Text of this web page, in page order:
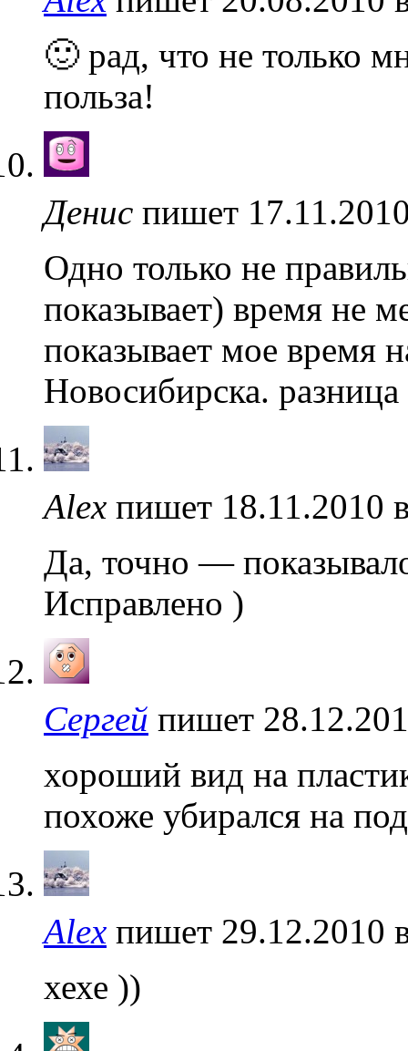
🙂 рад, что не только
польза!
Денис пишет
Одно только не
показывает) время не
показывает мое время
Новосибирска.
Alex пишет 18.11.2010
Да, точно —
Исправлено )
Сергей пишет
хороший вид на
похоже убирался на
Alex пишет 29.12.2010
хехе ))